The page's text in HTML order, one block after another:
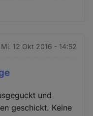
Mi. 12 Okt 2016 - 14:52
und
geschickt. Keine